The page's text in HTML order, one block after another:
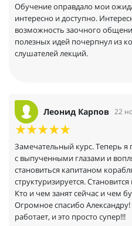
Обучение оправдало мои
интересно и доступно.
возможность заочного
полезных идей почерпнул из
слушателей лекций.
Леонид Карпов 22
Замечательный курс. Теперь я
с выпученными глазами и
становиться капитаном
структуризируется.
Кто и чем занят сейчас и чем
Огромное спасибо
работает, и это просто супер!!!